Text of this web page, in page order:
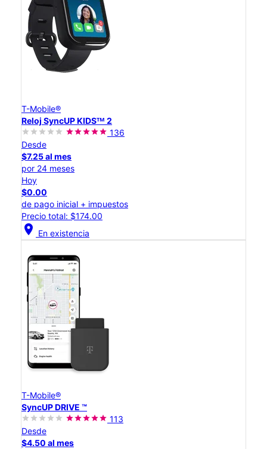
T-Mobile®
Reloj SyncUP KIDSᵀᴹ 2
136
Desde
$7.25 al mes
por 24 meses
Hoy
$0.00
de pago inicial + impuestos
Precio total: $174.00
location_on En existencia
T-Mobile®
SyncUP DRIVE ™
113
Desde
$4.50 al mes